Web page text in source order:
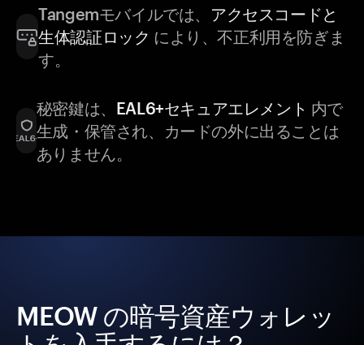
Tangemモバイルでは、 アクセスコードと
生体認証ロック により、不正利用を防ぎま
す。
秘密鍵は、 EAL6+セキュアエレメント 内で
生成・保管され、カードの外に出ることは
ありません。
MEOW の暗号資産ウォレッ